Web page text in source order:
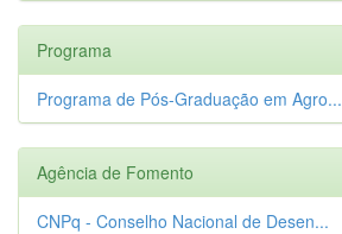
Programa
Programa de Pós-Graduação em Agro...
Agência de Fomento
CNPq - Conselho Nacional de Desen...